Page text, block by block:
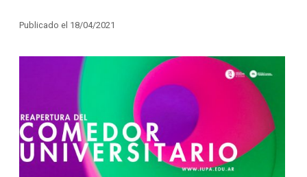
Publicado el 18/04/2021